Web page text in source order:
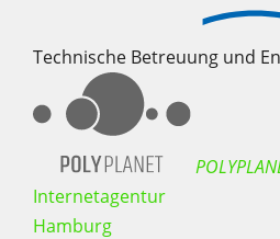
Technische Betreuung und
Internetagentur
Hamburg